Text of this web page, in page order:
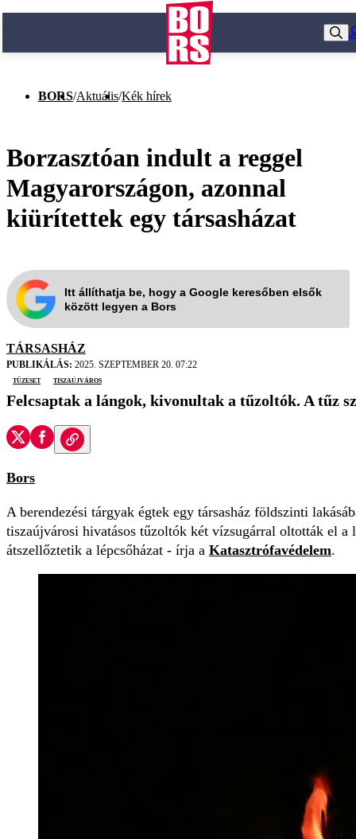
BORS/Aktuális/Kék hírek
Borzasztóan indult a reggel
Magyarországon, azonnal
kiürítettek egy társasházat
Itt állíthatja be, hogy a Google keresőben elsők
között legyen a Bors
TÁRSASHÁZ
PUBLIKÁLÁS: 2025. SZEPTEMBER 20. 07:22
tűzeset
Tiszaújváros
Felcsaptak a lángok, kivonultak a tűzoltók. A tűz
Bors
A berendezési tárgyak égtek egy társasház földszinti
tiszaújvárosi hivatásos tűzoltók két vízsugárral oltották el
átszellőztetik a lépcsőházat - írja a Katasztrófavédelem.